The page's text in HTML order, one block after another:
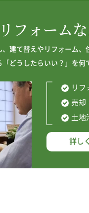
フォーム
建て替えやリフォーム
どうしたらいい？」を何
リ
売却
土地
詳し